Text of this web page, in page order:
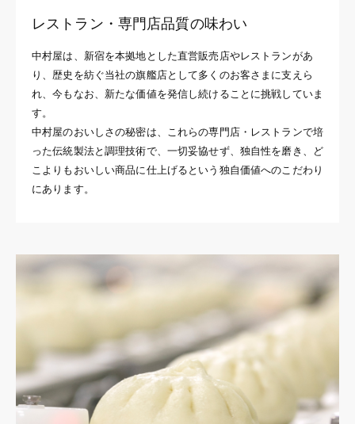
レストラン・専門店品質の味わい
中村屋は、新宿を本拠地とした直営販売店やレストランがあ
り、歴史を紡ぐ当社の旗艦店として多くのお客さまに支えら
れ、今もなお、新たな価値を発信し続けることに挑戦していま
す。
中村屋のおいしさの秘密は、これらの専門店・レストランで培
った伝統製法と調理技術で、一切妥協せず、独自性を磨き、ど
こよりもおいしい商品に仕上げるという独自価値へのこだわり
にあります。